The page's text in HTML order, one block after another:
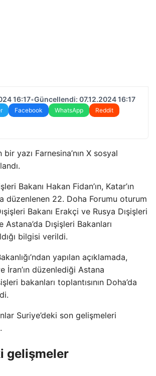
16:17•Güncellendi: 07.12.2024 16:17
Facebook WhatsApp
Reddit
yazı Farnesina’nın X sosyal
Bakanı Hakan Fidan’ın, Katar’ın
düzenlenen 22. Doha Forumu oturum
Bakanı Erakçi ve Rusya Dışişleri
Astana’da Dışişleri Bakanları
bilgisi verildi.
yapılan açıklamada,
İran’ın düzenlediği Astana
bakanları toplantısının Doha’da
Suriye’deki son gelişmeleri
gelişmeler